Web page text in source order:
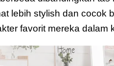
lebih stylish dan cocok
favorit mereka dalam